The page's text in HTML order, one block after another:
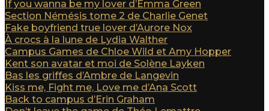
If you wanna be my lover d’Emma Green
Section Némésis tome 2 de Charlie Genet
Fake boyfriend true lover d’Aurore Nox
À crocs à la lune de Lydia Walther
Campus Games de Chloe Wild et Amy Hopper
Kent son avatar et moi de Solène Layken
Bas les griffes d’Ambre de Langevin
Kiss me, Fight me, Love me d’Ana Scott
Back to campus d’Erin Graham